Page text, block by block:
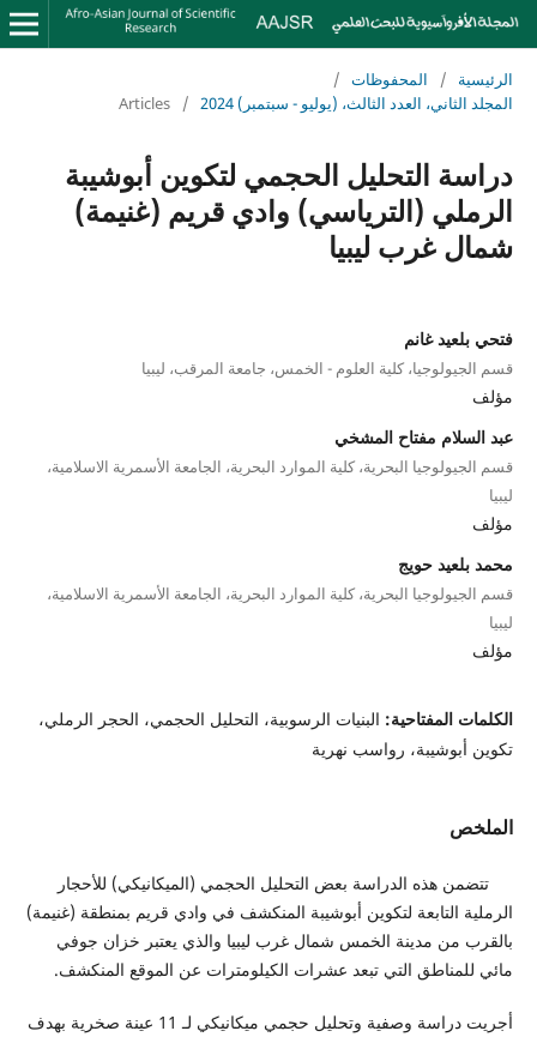
الرئيسية / المحفوظات /
المجلد الثاني، العدد الثالث، (يوليو - سبتمبر) 2024
/
Articles
دراسة التحليل الحجمي لتكوين أبوشيبة
الرملي (الترياسي) وادي قريم (غنيمة)
شمال غرب ليبيا
فتحي بلعيد غانم
قسم الجيولوجيا، كلية العلوم - الخمس، جامعة المرقب، ليبيا
مؤلف
عبد السلام مفتاح المشخي
قسم الجيولوجيا البحرية، كلية الموارد البحرية، الجامعة الأسمرية الاسلامية،
ليبيا
مؤلف
محمد بلعيد حويج
قسم الجيولوجيا البحرية، كلية الموارد البحرية، الجامعة الأسمرية الاسلامية،
ليبيا
مؤلف
الكلمات المفتاحية: البنيات الرسوبية، التحليل الحجمي، الحجر الرملي،
تكوين أبوشيبة، رواسب نهرية
الملخص
تتضمن هذه الدراسة بعض التحليل الحجمي (الميكانيكي) للأحجار
الرملية التابعة لتكوين أبوشيبة المنكشف في وادي قريم بمنطقة (غنيمة)
بالقرب من مدينة الخمس شمال غرب ليبيا والذي يعتبر خزان جوفي
مائي للمناطق التي تبعد عشرات الكيلومترات عن الموقع المنكشف.
أجريت دراسة وصفية وتحليل حجمي ميكانيكي لـ 11 عينة صخرية بهدف